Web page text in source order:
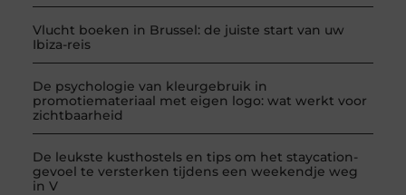
Vlucht boeken in Brussel: de juiste start van uw
Ibiza-reis
De psychologie van kleurgebruik in
promotiemateriaal met eigen logo: wat werkt voor
zichtbaarheid
De leukste kusthostels en tips om het staycation-
gevoel te versterken tijdens een weekendje weg
in V